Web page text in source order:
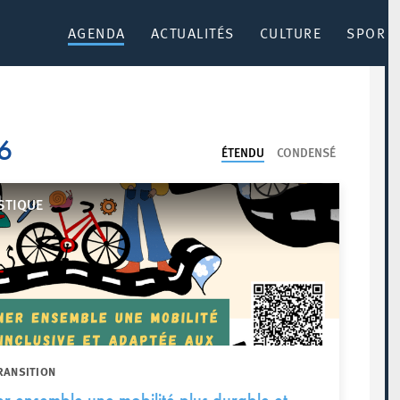
AGENDA ACTUALITÉS CULTURE SPORT
ÉTENDU CONDENSÉ